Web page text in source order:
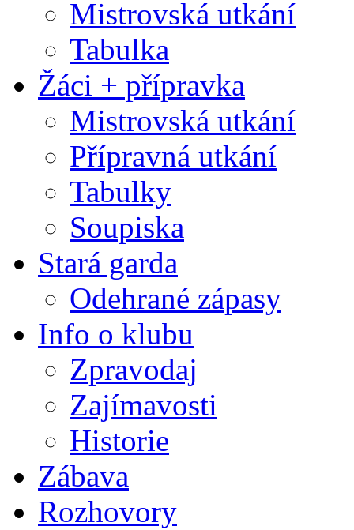
Mistrovská utkání
Tabulka
Žáci + přípravka
Mistrovská utkání
Přípravná utkání
Tabulky
Soupiska
Stará garda
Odehrané zápasy
Info o klubu
Zpravodaj
Zajímavosti
Historie
Zábava
Rozhovory